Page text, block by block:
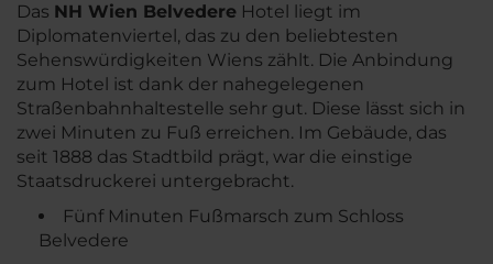
Das NH Wien Belvedere Hotel liegt im
Diplomatenviertel, das zu den beliebtesten
Sehenswürdigkeiten Wiens zählt. Die Anbindung
zum Hotel ist dank der nahegelegenen
Straßenbahnhaltestelle sehr gut. Diese lässt sich in
zwei Minuten zu Fuß erreichen. Im Gebäude, das
seit 1888 das Stadtbild prägt, war die einstige
Staatsdruckerei untergebracht.
Fünf Minuten Fußmarsch zum Schloss
Belvedere